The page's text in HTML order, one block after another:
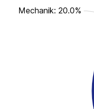
Mechanik: 20.0%